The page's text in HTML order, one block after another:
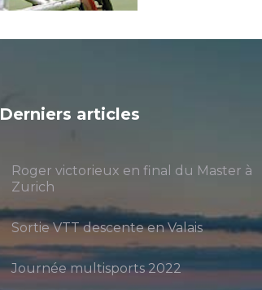
Derniers articles
Roger victorieux en final du Master à
Zurich
Sortie VTT descente en Valais
Journée multisports 2022